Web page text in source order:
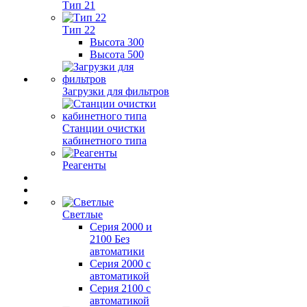
Тип 21
Тип 22
Высота 300
Высота 500
Загрузки для фильтров
Станции очистки
кабинетного типа
Реагенты
Светлые
Серия 2000 и
2100 Без
автоматики
Серия 2000 с
автоматикой
Серия 2100 с
автоматикой